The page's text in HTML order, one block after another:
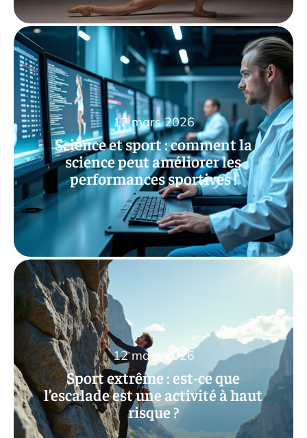
Science et sport : comment la
science peut améliorer les
performances sportives !
12 mars 2026
Sport extrême : est-ce que
l’escalade est une activité à haut
risque ?
12 mars 2026